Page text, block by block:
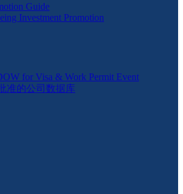
Guide
Investment Promotion
for Visa & Work Permit Event
准的公司数据库